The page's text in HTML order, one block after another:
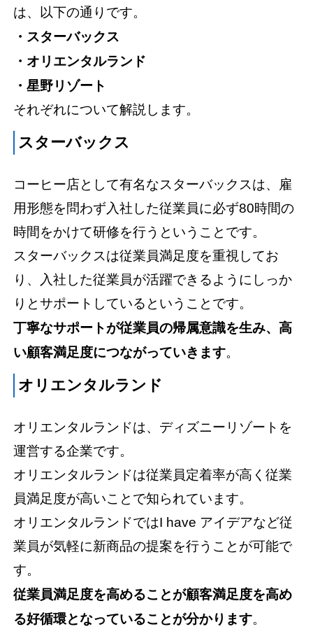
は、以下の通りです。
・スターバックス
・オリエンタルランド
・星野リゾート
それぞれについて解説します。
スターバックス
コーヒー店として有名なスターバックスは、雇
用形態を問わず入社した従業員に必ず80時間の
時間をかけて研修を行うということです。
スターバックスは従業員満足度を重視してお
り、入社した従業員が活躍できるようにしっか
りとサポートしているということです。
丁寧なサポートが従業員の帰属意識を生み、高
い顧客満足度につながっていきます。
オリエンタルランド
オリエンタルランドは、ディズニーリゾートを
運営する企業です。
オリエンタルランドは従業員定着率が高く従業
員満足度が高いことで知られています。
オリエンタルランドではI have アイデアなど従
業員が気軽に新商品の提案を行うことが可能で
す。
従業員満足度を高めることが顧客満足度を高め
る好循環となっていることが分かります。